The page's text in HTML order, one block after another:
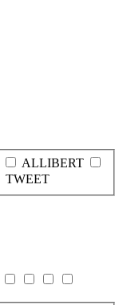
ALLIBERT
TWEET